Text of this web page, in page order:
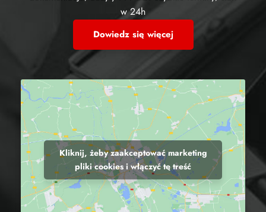
w 24h
Dowiedz się więcej
Kliknij, żeby zaakceptować marketing
pliki cookies i włączyć tę treść